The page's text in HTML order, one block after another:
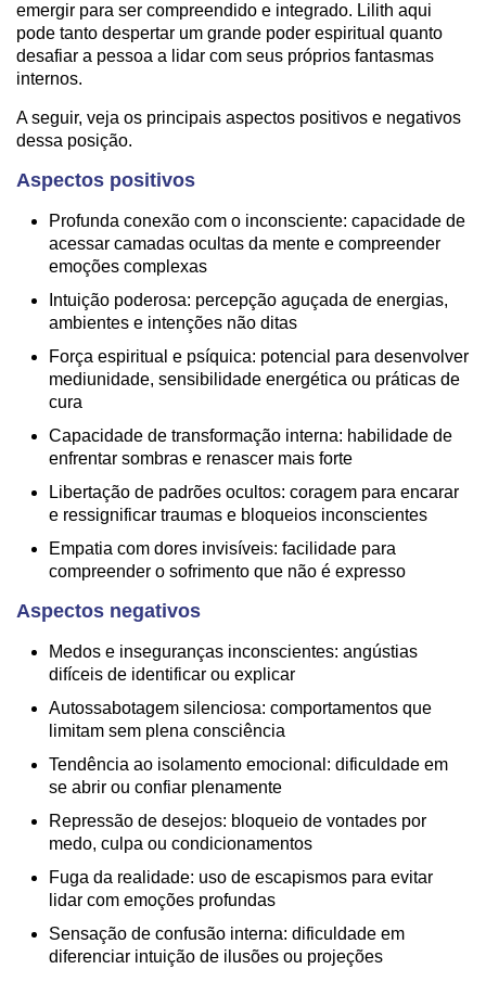
emergir para ser compreendido e integrado. Lilith aqui
pode tanto despertar um grande poder espiritual quanto
desafiar a pessoa a lidar com seus próprios fantasmas
internos.
A seguir, veja os principais aspectos positivos e negativos
dessa posição.
Aspectos positivos
Profunda conexão com o inconsciente: capacidade de
acessar camadas ocultas da mente e compreender
emoções complexas
Intuição poderosa: percepção aguçada de energias,
ambientes e intenções não ditas
Força espiritual e psíquica: potencial para desenvolver
mediunidade, sensibilidade energética ou práticas de
cura
Capacidade de transformação interna: habilidade de
enfrentar sombras e renascer mais forte
Libertação de padrões ocultos: coragem para encarar
e ressignificar traumas e bloqueios inconscientes
Empatia com dores invisíveis: facilidade para
compreender o sofrimento que não é expresso
Aspectos negativos
Medos e inseguranças inconscientes: angústias
difíceis de identificar ou explicar
Autossabotagem silenciosa: comportamentos que
limitam sem plena consciência
Tendência ao isolamento emocional: dificuldade em
se abrir ou confiar plenamente
Repressão de desejos: bloqueio de vontades por
medo, culpa ou condicionamentos
Fuga da realidade: uso de escapismos para evitar
lidar com emoções profundas
Sensação de confusão interna: dificuldade em
diferenciar intuição de ilusões ou projeções